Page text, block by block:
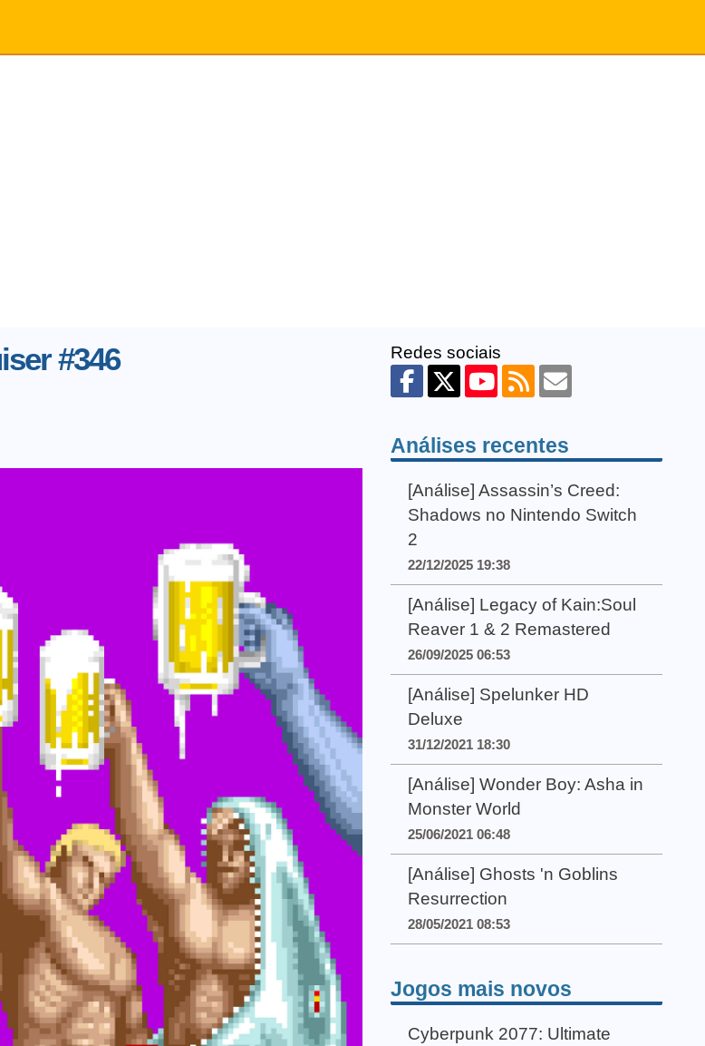
#346 Redes sociais
Análises recentes
[Análise] Assassin’s Creed:
Shadows no Nintendo Switch
2
22/12/2025 19:38
[Análise] Legacy of Kain:Soul
Reaver 1 & 2 Remastered
26/09/2025 06:53
[Análise] Spelunker HD
Deluxe
31/12/2021 18:30
[Análise] Wonder Boy: Asha in
Monster World
25/06/2021 06:48
[Análise] Ghosts 'n Goblins
Resurrection
28/05/2021 08:53
Jogos mais novos
Cyberpunk 2077: Ultimate